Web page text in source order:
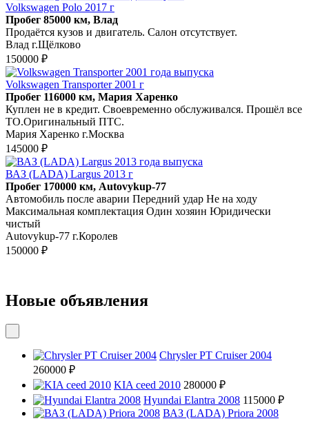
Volkswagen Polo 2017 г
Пробег 85000 км, Влад
Продаётся кузов и двигатель. Салон отсутствует.
Влад г.Щёлково
150000 ₽
Volkswagen Transporter 2001 г
Пробег 116000 км, Мария Харенко
Куплен не в кредит. Своевременно обслуживался. Прошёл все
ТО.Оригинальный ПТС.
Мария Харенко г.Москва
145000 ₽
ВАЗ (LADA) Largus 2013 г
Пробег 170000 км, Autovykup-77
Автомобиль после аварии Передний удар Не на ходу
Максимальная комплектация Один хозяин Юридически
чистый
Autovykup-77 г.Королев
150000 ₽
Новые объявления
Chrysler PT Cruiser 2004
260000 ₽
KIA ceed 2010 280000 ₽
Hyundai Elantra 2008 115000 ₽
ВАЗ (LADA) Priora 2008